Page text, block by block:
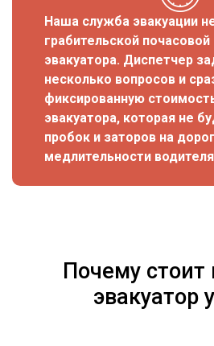
Наша служба эвакуации
грабительской почасовой
эвакуатора. Диспетчер
несколько вопросов и
фиксированную
эвакуатора, которая не
пробок и заторов на
медлительности
Почему стоит
эвакуатор